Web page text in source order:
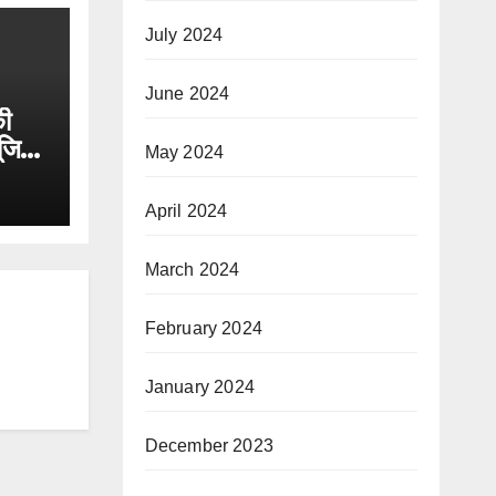
July 2024
June 2024
May 2024
April 2024
March 2024
February 2024
January 2024
December 2023